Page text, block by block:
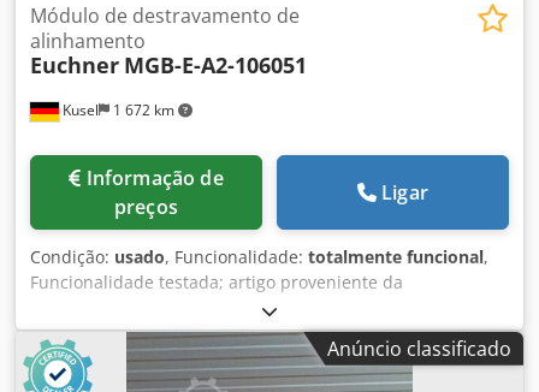
Kusel 1 672 km
Módulo de destravamento de
alinhamento
Euchner MGB-E-A2-106051
preços
Ligar
Condição: usado, Funcionalidade: totalmente funcional,
Funcionalidade testada; artigo proveniente da
desmontagem de instalações de um fornecedor da
indústria automóvel. Cjdozmm N Aopfx Ah Ajha
Quantidade disponível: 86 unidades Fabricante: Euchner
GmbH + Co. KG Modelo: MGB-E-A2-106051 Tipo: Módulo de
Anúncio classificado